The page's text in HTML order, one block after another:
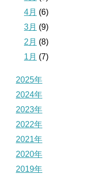
4月 (6)
3月 (9)
2月 (8)
1月 (7)
2025年
2024年
2023年
2022年
2021年
2020年
2019年